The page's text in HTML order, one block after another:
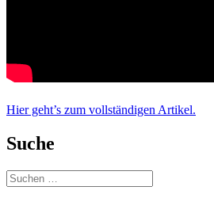
Hier geht’s zum vollständigen Artikel.
Suche
Suchen
nach: